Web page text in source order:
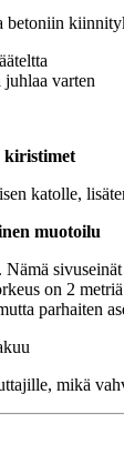
kiristimet
katolle,
muotoilu
on 2
parhaiten
mikä